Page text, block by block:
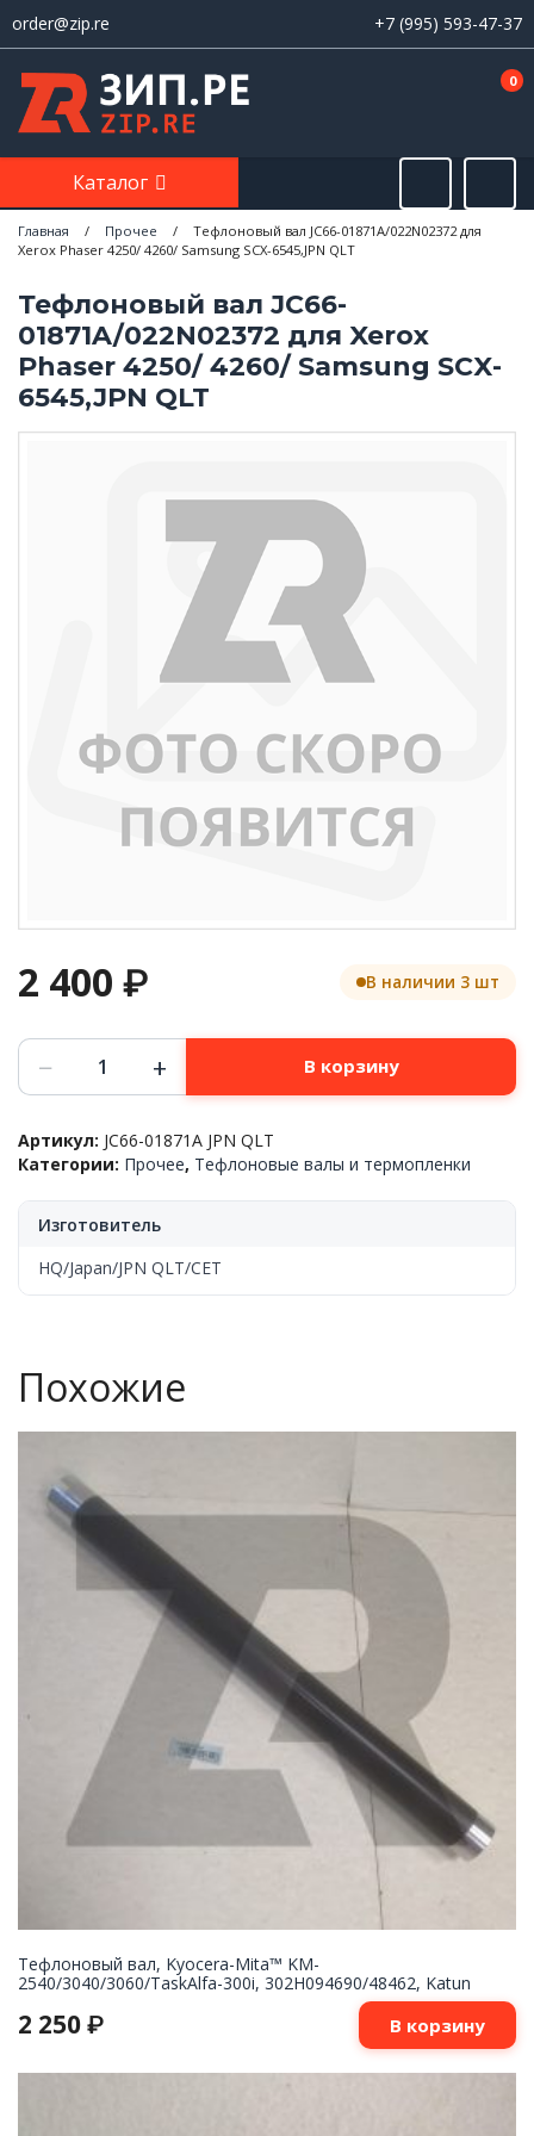
order@zip.re +7 (995) 593-47-37
0
Каталог
Главная / Прочее /
Тефлоновый вал JC66-01871A/022N02372 для
Xerox Phaser 4250/ 4260/ Samsung SCX-6545,JPN QLT
Тефлоновый вал JC66-
01871A/022N02372 для Xerox
Phaser 4250/ 4260/ Samsung SCX-
6545,JPN QLT
2 400 ₽ В наличии 3 шт
Количество
товара
Тефлоновый
JC66-
01871A/022N02372
Xerox
4250/
4260/
QLT
− + В корзину
Артикул: JC66-01871A JPN QLT
Категории: Прочее, Тефлоновые валы и термопленки
Изготовитель
HQ/Japan/JPN QLT/CET
Похожие
Тефлоновый вал, Kyocera-Mita™ KM-
2540/3040/3060/TaskAlfa-300i, 302H094690/48462, Katun
2 250 ₽ В корзину